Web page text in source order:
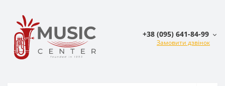
+38 (095) 641-84-99
Замовити дзвінок